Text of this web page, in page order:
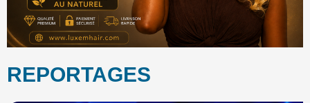
REPORTAGES